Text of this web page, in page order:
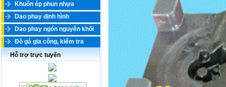
Khuôn ép phun nhựa
Dao phay định hình
Dao phay ngón nguyên khối
Đồ gá gia công, kiểm tra
Hỗ trợ trực tuyến